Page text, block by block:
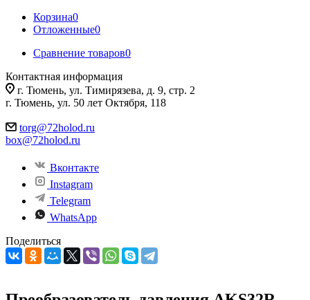
Корзина0
Отложенные0
Сравнение товаров0
Контактная информация
г. Тюмень, ул. Тимирязева, д. 9, стр. 2
г. Тюмень, ул. 50 лет Октября, 118
torg@72holod.ru
box@72holod.ru
Вконтакте
Instagram
Telegram
WhatsApp
Поделиться